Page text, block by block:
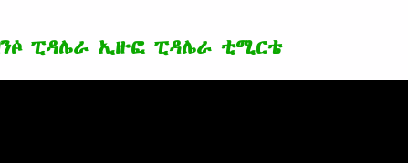
file
ፒዳሌራ ኢዙፎ ፒዳሌራ ቲሚርቴ